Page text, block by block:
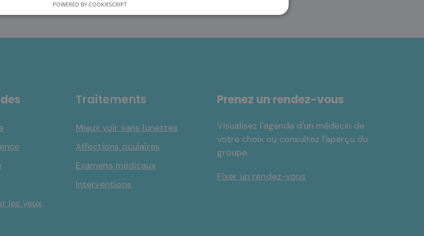
les yeux
Traitements
Mieux voir sans lunettes
Affections oculaires
Examens médicaux
Interventions
Prenez un rendez-vous
Visualisez l'agenda d'un médecin de
votre choix ou consultez l'aperçu du
groupe.
Fixer un rendez-vous
POWERED BY COOKIESCRIPT